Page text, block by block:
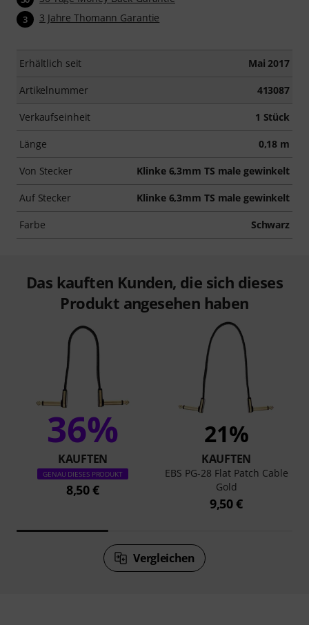
3 3 Jahre Thomann Garantie
Erhältlich seit Mai 2017
Artikelnummer 413087
Verkaufseinheit 1 Stück
Länge 0,18 m
Von Stecker Klinke 6,3mm TS male gewinkelt
Auf Stecker Klinke 6,3mm TS male gewinkelt
Farbe Schwarz
Das kauften Kunden, die sich dieses
Produkt angesehen haben
36%
KAUFTEN
GENAU DIESES PRODUKT
8,50 €
21%
KAUFTEN
EBS PG-28 Flat Patch Cable
Gold
9,50 €
Vergleichen